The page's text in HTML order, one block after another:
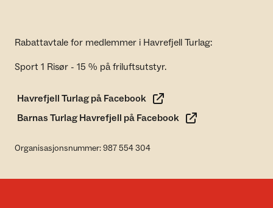
Rabattavtale for medlemmer i Havrefjell Turlag:
Sport 1 Risør - 15 % på friluftsutstyr.
Havrefjell Turlag på Facebook
Barnas Turlag Havrefjell på Facebook
Organisasjonsnummer: 987 554 304